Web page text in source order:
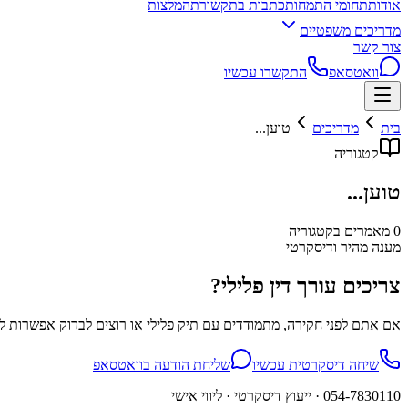
אודותתחומי התמחותכתבות בתקשורתהמלצות
מדריכים משפטיים
צור קשר
וואטסאפ
התקשרו עכשיו
בית מדריכים
טוען...
קטגוריה
טוען...
0 מאמרים בקטגוריה
מענה מהיר ודיסקרטי
צריכים עורך דין פלילי?
אם אתם לפני חקירה, מתמודדים עם תיק פלילי או רוצים לבדוק אפשרות
שיחה דיסקרטית עכשיו
שליחת הודעה בוואטסאפ
054-7830110 · ייעוץ דיסקרטי · ליווי אישי